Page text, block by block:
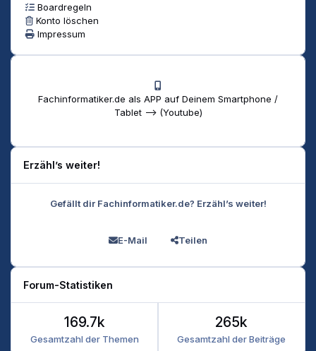
Boardregeln
Konto löschen
Impressum
Fachinformatiker.de als APP auf Deinem Smartphone /
Tablet --> (Youtube)
Erzähl’s weiter!
Gefällt dir Fachinformatiker.de? Erzähl’s weiter!
E-Mail Teilen
Forum-Statistiken
Gesamtzahl der Themen
169.7k
Gesamtzahl der Beiträge
265k